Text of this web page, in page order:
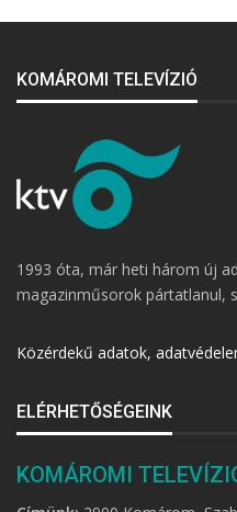
KOMÁROMI TELEVÍZIÓ
1993 óta, már heti három új
magazinműsorok pártatlanul,
Közérdekű adatok,
ELÉRHETŐSÉGEINK
KOMÁROMI